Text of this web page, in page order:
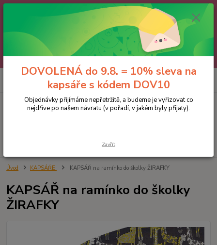
🌼 DOVOLENÁ do 9.8. 🌼
Jakmile se vrátíme, všechny objednávky, e-maily i telefonáty vyřídíme
postupně - v pořadí, v jakém nám přišly. Děkujeme za trpělivost.
A abychom vám čekání trochu zpříjemnili: doprava ZDARMA nad 700 Kč
a 10% sleva na kapsáře 😊 Slevový kód: DOV10
Menu
0
Úvod KAPSÁŘE KAPSÁŘ na ramínko do školky ŽIRAFKY
KAPSÁŘ na ramínko do školky
ŽIRAFKY
DOVOLENÁ do 9.8. = 10% sleva na
kapsáře s kódem DOV10
Objednávky přijímáme nepřetržitě, a budeme je vyřizovat co
nejdříve po našem návratu (v pořadí, v jakém byly přijaty).
Zavřít